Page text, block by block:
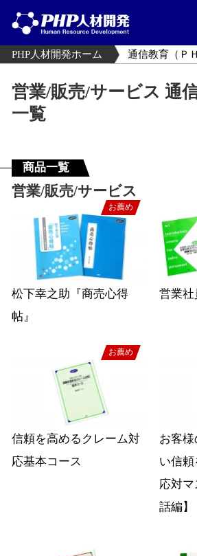
PHP人材開発ホーム 通信教育（Ｐ
営業/販売/サービス 通
一覧
商品一覧
営業/販売/サービス
お薦め
松下幸之助『商売心得
帖』
営業社
お薦め
信頼を高めるクレーム対
応基本コース
お客
い信
応対
話編】